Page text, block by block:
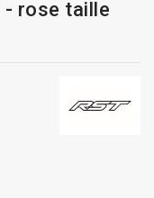
- rose taille